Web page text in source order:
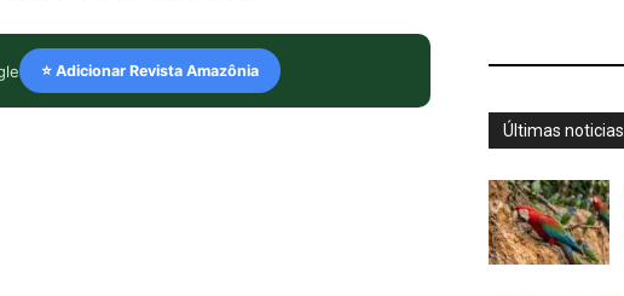
⭐ Adicionar Revista Amazônia
Últimas noticias